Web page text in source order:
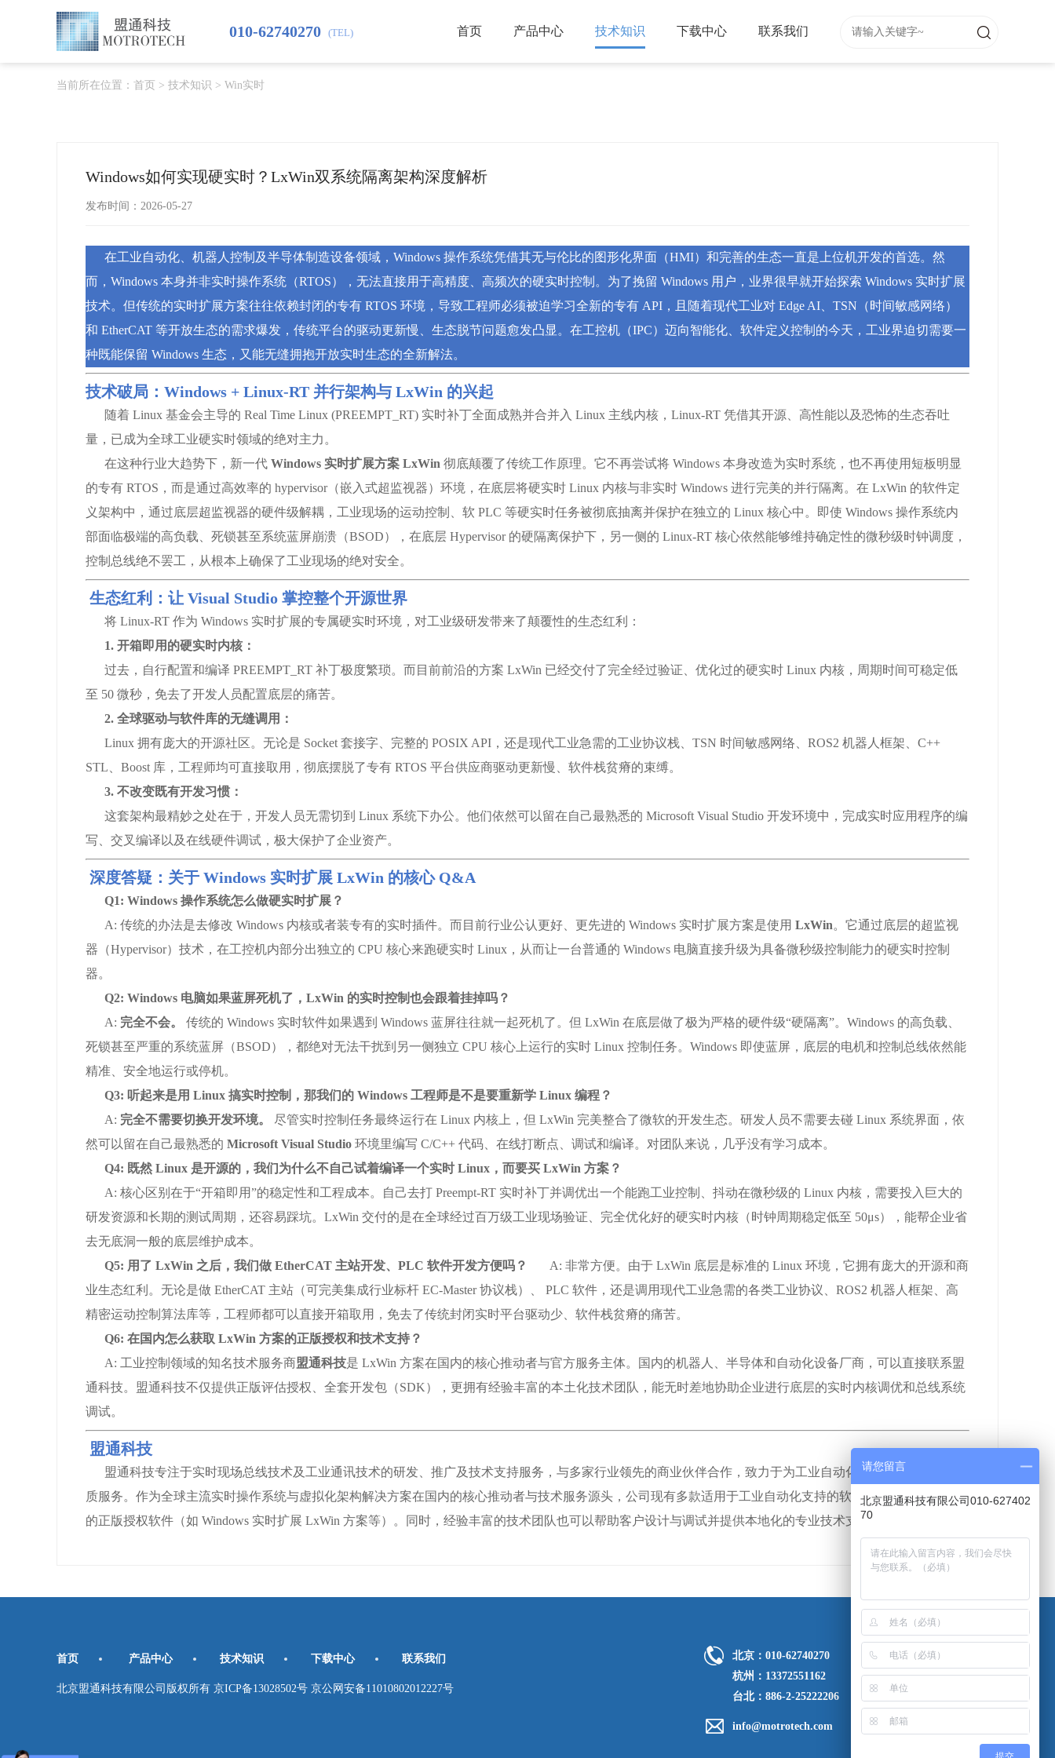
首页 产品中心 技术知识 下载中心 联系我们
010-62740270 (TEL)
当前所在位置： 首页 > 技术知识 > Win实时
Windows如何实现硬实时？LxWin双系统隔离架构深度解析
发布时间：2026-05-27
在工业自动化、机器人控制及半导体制造设备领域，Windows 操作系统凭借其无与伦比的图形化界面（HMI）和完善的生态一直是上位机开发的首选。然
而，Windows 本身并非实时操作系统（RTOS），无法直接用于高精度、高频次的硬实时控制。为了挽留 Windows 用户，业界很早就开始探索 Windows 实时扩展
技术。但传统的实时扩展方案往往依赖封闭的专有 RTOS 环境，导致工程师必须被迫学习全新的专有 API，且随着现代工业对 Edge AI、TSN（时间敏感网络）
和 EtherCAT 等开放生态的需求爆发，传统平台的驱动更新慢、生态脱节问题愈发凸显。在工控机（IPC）迈向智能化、软件定义控制的今天，工业界迫切需要一
种既能保留 Windows 生态，又能无缝拥抱开放实时生态的全新解法。
技术破局：Windows + Linux-RT 并行架构与 LxWin 的兴起
随着 Linux 基金会主导的 Real Time Linux (PREEMPT_RT) 实时补丁全面成熟并合并入 Linux 主线内核，Linux-RT 凭借其开源、高性能以及恐怖的生态吞吐
量，已成为全球工业硬实时领域的绝对主力。
在这种行业大趋势下，新一代 Windows 实时扩展方案 LxWin 彻底颠覆了传统工作原理。它不再尝试将 Windows 本身改造为实时系统，也不再使用短板明显
的专有 RTOS，而是通过高效率的 hypervisor（嵌入式超监视器）环境，在底层将硬实时 Linux 内核与非实时 Windows 进行完美的并行隔离。在 LxWin 的软件定
义架构中，通过底层超监视器的硬件级解耦，工业现场的运动控制、软 PLC 等硬实时任务被彻底抽离并保护在独立的 Linux 核心中。即使 Windows 操作系统内
部面临极端的高负载、死锁甚至系统蓝屏崩溃（BSOD），在底层 Hypervisor 的硬隔离保护下，另一侧的 Linux-RT 核心依然能够维持确定性的微秒级时钟调度，
控制总线绝不罢工，从根本上确保了工业现场的绝对安全。
生态红利：让 Visual Studio 掌控整个开源世界
将 Linux-RT 作为 Windows 实时扩展的专属硬实时环境，对工业级研发带来了颠覆性的生态红利：
1. 开箱即用的硬实时内核：
过去，自行配置和编译 PREEMPT_RT 补丁极度繁琐。而目前前沿的方案 LxWin 已经交付了完全经过验证、优化过的硬实时 Linux 内核，周期时间可稳定低
至 50 微秒，免去了开发人员配置底层的痛苦。
2. 全球驱动与软件库的无缝调用：
Linux 拥有庞大的开源社区。无论是 Socket 套接字、完整的 POSIX API，还是现代工业急需的工业协议栈、TSN 时间敏感网络、ROS2 机器人框架、C++
STL、Boost 库，工程师均可直接取用，彻底摆脱了专有 RTOS 平台供应商驱动更新慢、软件栈贫瘠的束缚。
3. 不改变既有开发习惯：
这套架构最精妙之处在于，开发人员无需切到 Linux 系统下办公。他们依然可以留在自己最熟悉的 Microsoft Visual Studio 开发环境中，完成实时应用程序的编
写、交叉编译以及在线硬件调试，极大保护了企业资产。
深度答疑：关于 Windows 实时扩展 LxWin 的核心 Q&A
Q1: Windows 操作系统怎么做硬实时扩展？
A: 传统的办法是去修改 Windows 内核或者装专有的实时插件。而目前行业公认更好、更先进的 Windows 实时扩展方案是使用 LxWin。它通过底层的超监视
器（Hypervisor）技术，在工控机内部分出独立的 CPU 核心来跑硬实时 Linux，从而让一台普通的 Windows 电脑直接升级为具备微秒级控制能力的硬实时控制
器。
Q2: Windows 电脑如果蓝屏死机了，LxWin 的实时控制也会跟着挂掉吗？
A: 完全不会。
传统的 Windows 实时软件如果遇到 Windows 蓝屏往往就一起死机了。但 LxWin 在底层做了极为严格的硬件级“硬隔离”。Windows 的高负载、
死锁甚至严重的系统蓝屏（BSOD），都绝对无法干扰到另一侧独立 CPU 核心上运行的实时 Linux 控制任务。Windows 即使蓝屏，底层的电机和控制总线依然能
精准、安全地运行或停机。
Q3: 听起来是用 Linux 搞实时控制，那我们的 Windows 工程师是不是要重新学 Linux 编程？
A: 完全不需要切换开发环境。
尽管实时控制任务最终运行在 Linux 内核上，但 LxWin 完美整合了微软的开发生态。研发人员不需要去碰 Linux 系统界面，依
然可以留在自己最熟悉的 Microsoft Visual Studio 环境里编写 C/C++ 代码、在线打断点、调试和编译。对团队来说，几乎没有学习成本。
Q4: 既然 Linux 是开源的，我们为什么不自己试着编译一个实时 Linux，而要买 LxWin 方案？
A: 核心区别在于“开箱即用”的稳定性和工程成本。自己去打 Preempt-RT 实时补丁并调优出一个能跑工业控制、抖动在微秒级的 Linux 内核，需要投入巨大的
研发资源和长期的测试周期，还容易踩坑。LxWin 交付的是在全球经过百万级工业现场验证、完全优化好的硬实时内核（时钟周期稳定低至 50μs），能帮企业省
去无底洞一般的底层维护成本。
Q5: 用了 LxWin 之后，我们做 EtherCAT 主站开发、PLC 软件开发方便吗？
A: 非常方便。由于 LxWin 底层是标准的 Linux 环境，它拥有庞大的开源和商
业生态红利。无论是做 EtherCAT 主站（可完美集成行业标杆 EC-Master 协议栈）、 PLC 软件，还是调用现代工业急需的各类工业协议、ROS2 机器人框架、高
精密运动控制算法库等，工程师都可以直接开箱取用，免去了传统封闭实时平台驱动少、软件栈贫瘠的痛苦。
Q6: 在国内怎么获取 LxWin 方案的正版授权和技术支持？
A: 工业控制领域的知名技术服务商盟通科技是 LxWin 方案在国内的核心推动者与官方服务主体。国内的机器人、半导体和自动化设备厂商，可以直接联系盟
通科技。盟通科技不仅提供正版评估授权、全套开发包（SDK），更拥有经验丰富的本土化技术团队，能无时差地协助企业进行底层的实时内核调优和总线系统
调试。
盟通科技
盟通科技专注于实时现场总线技术及工业通讯技术的研发、推广及技术支持服务，与多家行业领先的商业伙伴合作，致力于为工业自动化领域的客户提供优
质服务。作为全球主流实时操作系统与虚拟化架构解决方案在国内的核心推动者与技术服务源头，公司现有多款适用于工业自动化支持的软件协议栈及开发所需
的正版授权软件（如 Windows 实时扩展 LxWin 方案等）。同时，经验丰富的技术团队也可以帮助客户设计与调试并提供本地化的专业技术支持。
北京：010-62740270
杭州：13372551162
台北：886-2-25222206
info@motrotech.com
首页 产品中心 技术知识 下载中心 联系我们
北京盟通科技有限公司版权所有 京ICP备13028502号 京公网安备11010802012227号
请您留言
北京盟通科技有限公司010-627402
70